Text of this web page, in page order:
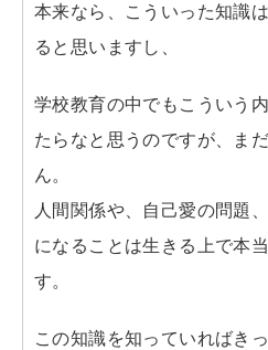
本来なら、こういった知識
ると思いますし、
学校教育の中でもこういう
たらなと思うのですが、ま
ん。
人間関係や、自己愛の問題
になることは生きる上で本
す。
この知識を知っていればき